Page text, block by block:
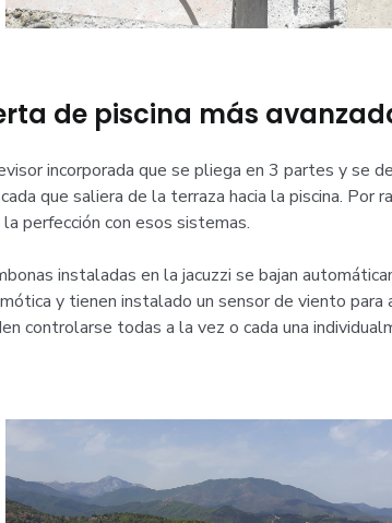
de piscina más
incorporada que se pliega en 3 partes y se
que saliera de la terraza hacia la piscina. Por
perfección con esos sistemas.
instaladas en la jacuzzi se bajan
y tienen instalado un sensor de viento para
controlarse todas a la vez o cada una